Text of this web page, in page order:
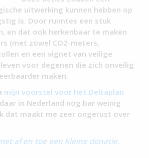
uitwerking kunnen hebben op
is. Door ruimtes een stuk
en dat ook herkenbaar te maken
(met zowel CO2-meters,
en een vignet van veilige
voor degenen die zich onveilig
maken.
mijn voorstel voor het Deltaplan
in Nederland nog bar weinig
dat maakt me zeer ongerust over
af en toe een kleine donatie.